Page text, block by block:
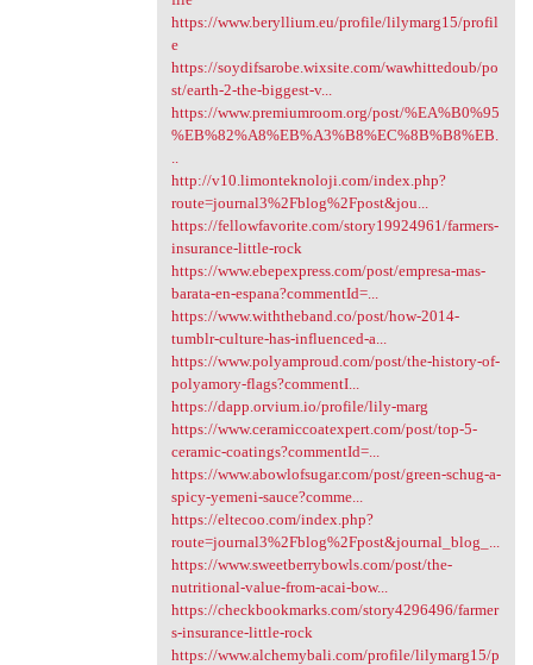
https://www.beryllium.eu/profile/lilymarg15/profil
e
https://soydifsarobe.wixsite.com/wawhittedoub/po
st/earth-2-the-biggest-v...
https://www.premiumroom.org/post/%EA%B0%95
%EB%82%A8%EB%A3%B8%EC%8B%B8%EB.
http://v10.limonteknoloji.com/index.php?
route=journal3%2Fblog%2Fpost&jou...
https://fellowfavorite.com/story19924961/farmers-
insurance-little-rock
https://www.ebepexpress.com/post/empresa-mas-
barata-en-espana?commentId=...
https://www.withtheband.co/post/how-2014-
tumblr-culture-has-influenced-a...
https://www.polyamproud.com/post/the-history-of-
polyamory-flags?commentI...
https://dapp.orvium.io/profile/lily-marg
https://www.ceramiccoatexpert.com/post/top-5-
ceramic-coatings?commentId=...
https://www.abowlofsugar.com/post/green-schug-a-
spicy-yemeni-sauce?comme...
https://eltecoo.com/index.php?
route=journal3%2Fblog%2Fpost&journal_blog_...
https://www.sweetberrybowls.com/post/the-
nutritional-value-from-acai-bow...
https://checkbookmarks.com/story4296496/farmer
s-insurance-little-rock
https://www.alchemybali.com/profile/lilymarg15/p